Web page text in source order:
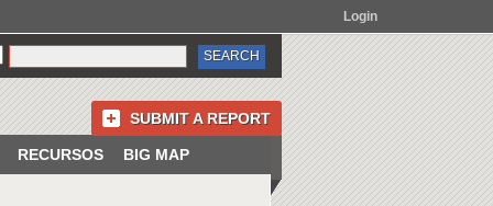
Login
SUBMIT A REPORT
RECURSOS BIG MAP